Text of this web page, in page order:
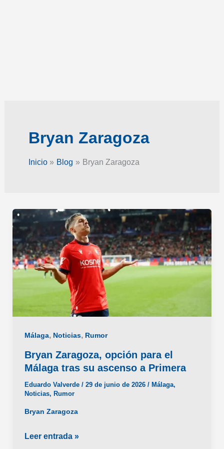
Bryan Zaragoza
Inicio Blog Bryan Zaragoza
Málaga, Noticias, Rumor
Bryan Zaragoza, opción para el
Málaga tras su ascenso a Primera
Eduardo Valverde / 29 de junio de 2026 / Málaga,
Noticias, Rumor
Bryan Zaragoza
Bryan
Leer entrada »